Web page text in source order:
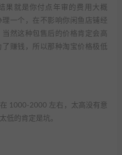
果就是你付点年审的费用大概
一个，在不影响你闲鱼店铺经
然这种包售后的价格肯定会高
赚钱，所以那种淘宝价格极低
1000-2000 左右，太高没有意
低的肯定是坑。​